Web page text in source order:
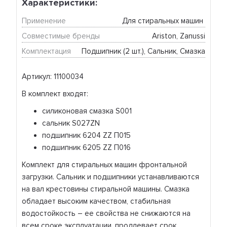
Артикул: 11100034
В комплект входят:
силиконовая смазка S001
сальник S027ZN
подшипник 6204 ZZ П015
подшипник 6205 ZZ П016
Комплект для стиральных машин фронтальной
загрузки. Сальник и подшипники устанавливаются
на вал крестовины стиральной машины. Смазка
обладает высоким качеством, стабильная
водостойкость – ее свойства не снижаются на
Характеристики:
Применение
Для стиральных машин
Совместимые бренды
Ariston, Zanussi
Комплектация
Подшипник (2 шт.), Сальник, Смазка